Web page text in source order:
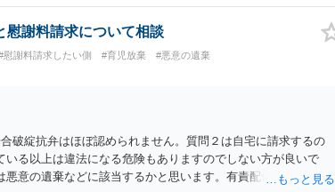
慰謝料請求について相談
慰謝料請求したい側 #育児放棄 #悪意の遺棄
破綻抗弁はほぼ認められません。質問２は自宅に請求するの
る以上は違法になる危険もありますのでしない方が良いで
意の遺棄などに該当するかと思います。有責配偶者ですので